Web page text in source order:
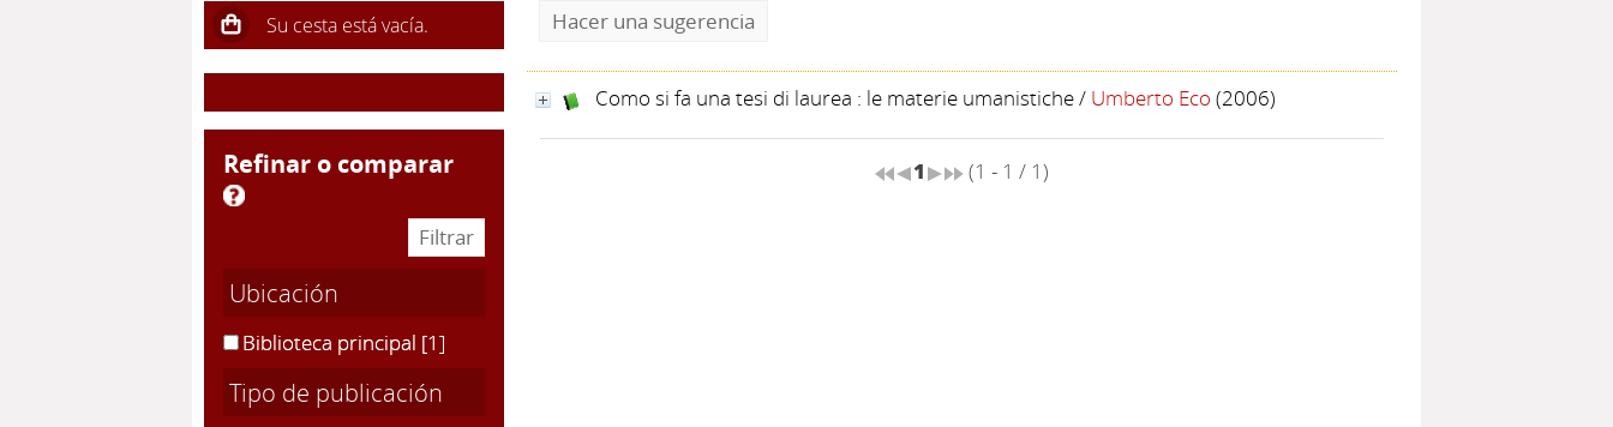
Hacer una sugerencia
Como si fa una tesi di laurea : le materie umanistiche/ Umberto Eco (2006)
1 (1 - 1 / 1)
refinar o comparar
Ubicación
Biblioteca principal [1]
Tipo de publicación